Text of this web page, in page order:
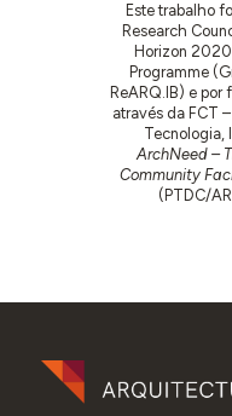
Este trabalho
Research
Horizon
Programme
ReARQ.IB) e por
através da FCT
Tecnologia,
ArchNeed –
Community
(PTDC/